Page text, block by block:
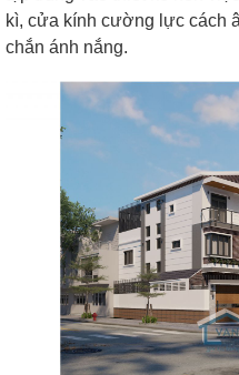
kì, cửa kính cường lực cách
chắn ánh nắng.